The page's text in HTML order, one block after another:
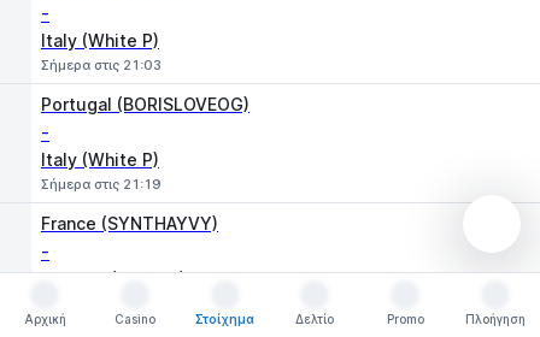
-
Italy (White P)
Σήμερα στις 21:03
Portugal (BORISLOVEOG)
-
Italy (White P)
Σήμερα στις 21:19
France (SYNTHAYVY)
-
England (KPAXEP)
Αρχική
Casino
Στοίχημα
Δελτίο
Promo
Πλοήγηση